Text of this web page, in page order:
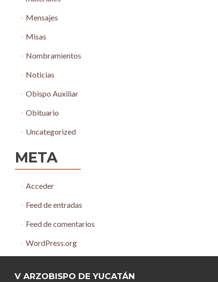
Mensajes
Misas
Nombramientos
Noticias
Obispo Auxiliar
Obituario
Uncategorized
META
Acceder
Feed de entradas
Feed de comentarios
WordPress.org
V ARZOBISPO DE YUCATÁN